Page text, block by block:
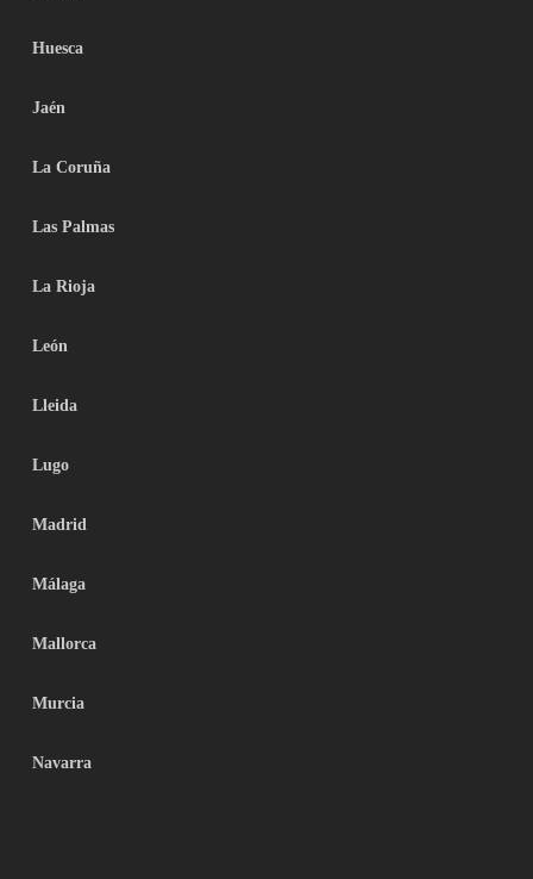
Huesca
Jaén
La Coruña
Las Palmas
La Rioja
León
Lleida
Lugo
Madrid
Málaga
Mallorca
Murcia
Navarra